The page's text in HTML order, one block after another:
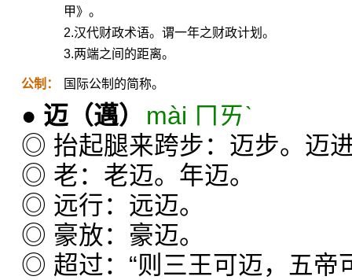
甲》。
2.汉代财政术语。谓一年之财政计划。
3.两端之间的距离。
公制： 国际公制的简称。
● 迈 （邁）
mài ㄇㄞˋ
◎ 抬起腿来跨步：迈步。迈
◎ 老：老迈。年迈。
◎ 远行：远迈。
◎ 豪放：豪迈。
◎ 超过：“则三王可迈，五帝